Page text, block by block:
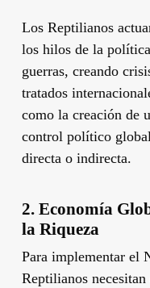
Los Reptilianos
los hilos de la
guerras, creando
tratados
como la creación de
control político
directa o indirecta.
2. Economía
la Riqueza
Para implementar el
Reptilianos